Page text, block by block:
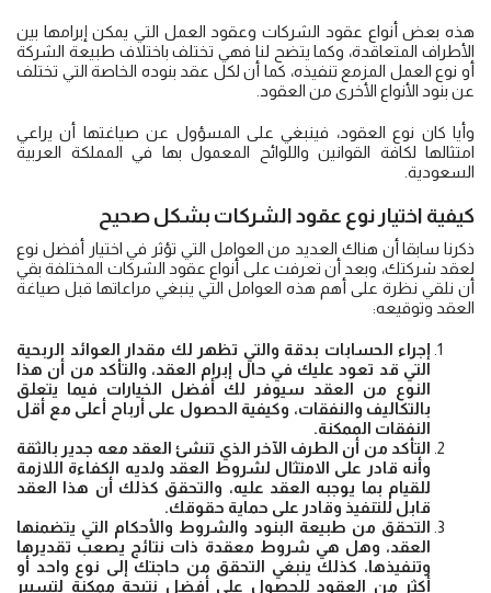
هذه بعض أنواع عقود الشركات وعقود العمل التي يمكن إبرامها بين
الأطراف المتعاقدة، وكما يتضح لنا فهي تختلف باختلاف طبيعة الشركة
أو نوع العمل المزمع تنفيذه، كما أن لكل عقد بنوده الخاصة التي تختلف
عن بنود الأنواع الأخرى من العقود.
وأيا كان نوع العقود، فينبغي على المسؤول عن صياغتها أن يراعي
امتثالها لكافة القوانين واللوائح المعمول بها في المملكة العربية
السعودية.
كيفية اختيار نوع عقود الشركات بشكل صحيح
ذكرنا سابقا أن هناك العديد من العوامل التي تؤثر في اختيار أفضل نوع
لعقد شركتك، وبعد أن تعرفت على أنواع عقود الشركات المختلفة بقي
أن نلقي نظرة على أهم هذه العوامل التي ينبغي مراعاتها قبل صياغة
العقد وتوقيعه:
إجراء الحسابات بدقة والتي تظهر لك مقدار العوائد الربحية
التي قد تعود عليك في حال إبرام العقد، والتأكد من أن هذا
النوع من العقد سيوفر لك أفضل الخيارات فيما يتعلق
بالتكاليف والنفقات، وكيفية الحصول على أرباح أعلى مع أقل
النفقات الممكنة.
التأكد من أن الطرف الآخر الذي تنشئ العقد معه جدير بالثقة
وأنه قادر على الامتثال لشروط العقد ولديه الكفاءة اللازمة
للقيام بما يوجبه العقد عليه، والتحقق كذلك أن هذا العقد
قابل للتنفيذ وقادر على حماية حقوقك.
التحقق من طبيعة البنود والشروط والأحكام التي يتضمنها
العقد، وهل هي شروط معقدة ذات نتائج يصعب تقديرها
وتنفيذها، كذلك ينبغي التحقق من حاجتك إلى نوع واحد أو
أكثر من العقود للحصول على أفضل نتيجة ممكنة لتسيير